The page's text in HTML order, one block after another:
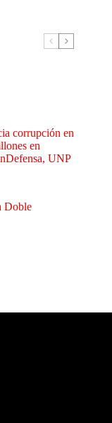
corrupción en
en
UNP
Doble